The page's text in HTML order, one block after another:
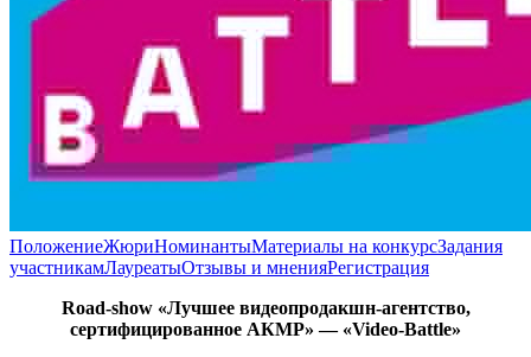
ПоложениеЖюриНоминантыМатериалы на конкурсЗадания
участникамЛауреатыОтзывы и мненияРегистрация
Road-show «Лучшее видеопродакшн-агентство,
сертифицированное АКМР» — «Video-Battle»